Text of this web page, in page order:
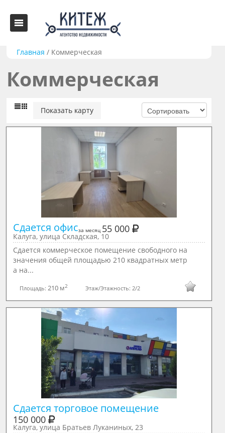
Главная / Коммерческая
Коммерческая
Показать карту
Сдается офисза месяц 55 000
Калуга, улица Складская, 10
Сдается коммерческое помещение свободного на
значения общей площадью 210 квадратных метр
а на...
Площадь: 210 м2 Этаж/Этажность: 2/2
Сдается торговое помещение
150 000
Калуга, улица Братьев Луканиных, 23